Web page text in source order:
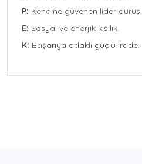
P: Kendine güvenen lider duruş.
E: Sosyal ve enerjik kişilik.
K: Başarıya odaklı güçlü irade.